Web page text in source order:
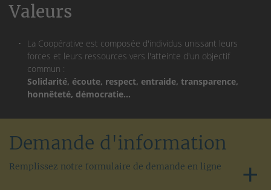
Valeurs
La Coopérative est composée d'individus unissant leurs
forces et leurs ressources vers l'atteinte d'un objectif
commun :
Solidarité, écoute, respect, entraide, transparence,
honnêteté, démocratie...
Demande d'information
Remplissez notre formulaire de demande en ligne